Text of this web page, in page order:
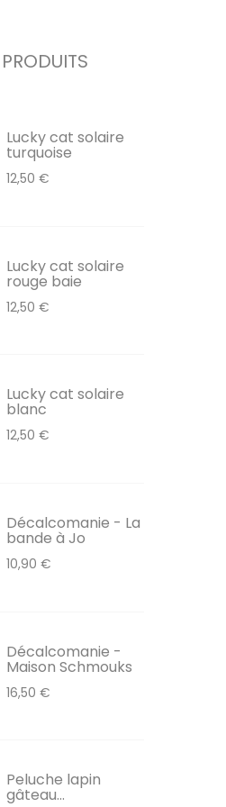
Lucky cat solaire
turquoise
12,50 €
Lucky cat solaire
rouge baie
12,50 €
Lucky cat solaire
blanc
12,50 €
Décalcomanie - La
bande à Jo
10,90 €
Décalcomanie -
Maison Schmouks
16,50 €
Peluche lapin
gâteau...